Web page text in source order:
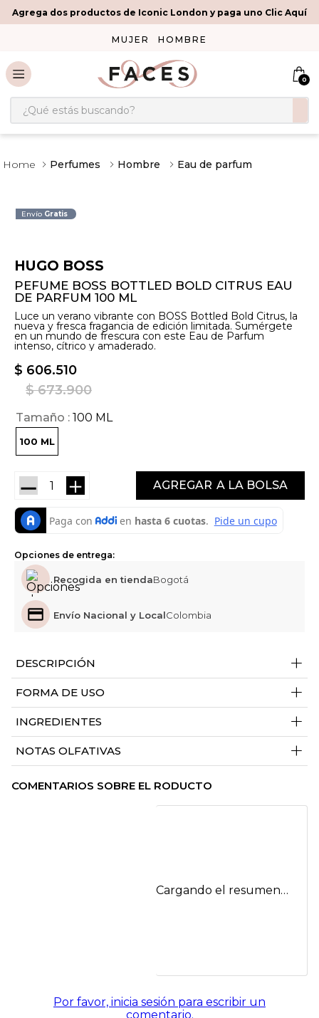
Agrega dos productos de Iconic London y paga uno Clic Aquí
MUJER HOMBRE
0
¿Qué estás buscando?
Perfumes Hombre Eau de parfum
Envío Gratis
HUGO BOSS
PEFUME BOSS BOTTLED BOLD CITRUS EAU
DE PARFUM 100 ML
Luce un verano vibrante con BOSS Bottled Bold Citrus, la
nueva y fresca fragancia de edición limitada. Sumérgete
en un mundo de frescura con este Eau de Parfum
intenso, cítrico y amaderado.
$ 606.510
$ 673.900
Tamaño 100 ML
100 ML
＋
－ AGREGAR
Opciones de entrega:
Recogida en tiendaBogotá
Envío Nacional y LocalColombia
DESCRIPCIÓN +
FORMA DE USO +
INGREDIENTES +
NOTAS OLFATIVAS +
COMENTARIOS SOBRE EL RODUCTO
Cargando el resumen…
Por favor, inicia sesión para escribir un
comentario.